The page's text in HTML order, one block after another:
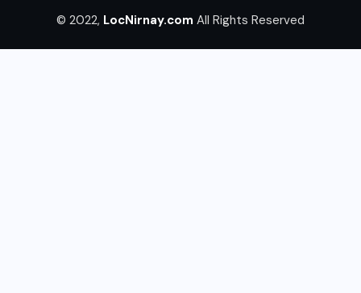
© 2022, LocNirnay.com All Rights Reserved